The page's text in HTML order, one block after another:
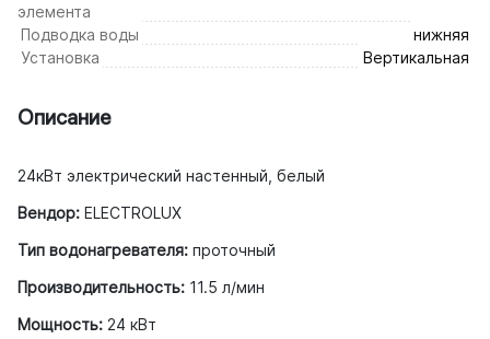
элемента
Подводка воды
нижняя
Установка
Вертикальная
Описание
24кВт электрический настенный, белый
Вендор: ELECTROLUX
Тип водонагревателя: проточный
Производительность: 11.5 л/мин
Мощность: 24 кВт